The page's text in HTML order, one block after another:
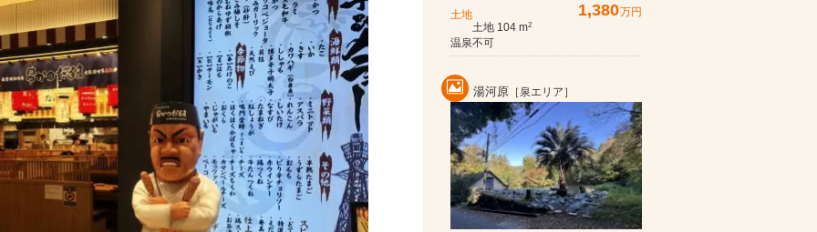
土地 1,380万円
土地 104 m2
温泉不可
湯河原 ［泉エリア］